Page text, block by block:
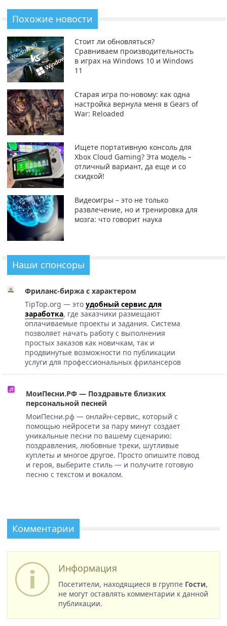
Похожие новости
Стоит ли обновляться?
Сравниваем производительность
в играх на Windows 10 и Windows
11
Старая игра по-новому: как одна
настройка вернула меня в Gears of
War: Reloaded
Ищете портативную консоль для
Xbox Cloud Gaming? Эта модель –
отличный вариант, да еще и со
скидкой!
Видеоигры – это не только
развлечение, но и тренировка для
мозга: что говорит наука
Наши спонсоры
Фриланс-биржа с характером
TipTop.org — это удобный сервис для
заработка, где заказчики размещают
оплачиваемые проекты и задания. Система
позволяет начать работу с выполнения
простых заказов как новичкам, так и
продвинутые возможности по публикации
услуги для профессиональных фрилансеров
МоиПесни.РФ — Поздравьте близких
персональной песней
МоиПесни.рф — онлайн-сервис, который с
помощью нейросети за пару минут создает
уникальные песни по вашему сценарию:
поздравления, любовные треки, шутливые
куплеты и многое другое. Просто опишите повод
и героя, выберите стиль — и получите готовую
песню с текстом и вокалом.
Комментарии
Информация
Посетители, находящиеся в группе Гости,
не могут оставлять комментарии к данной
публикации.